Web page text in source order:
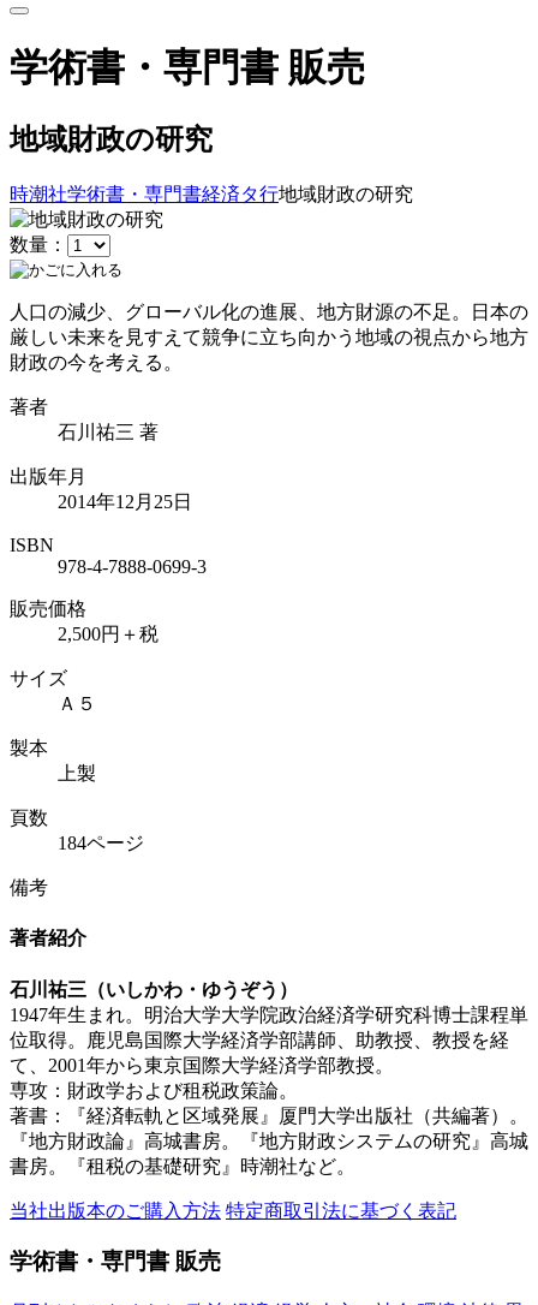
学術書・専門書 販売
地域財政の研究
時潮社学術書・専門書経済タ行地域財政の研究
数量：
人口の減少、グローバル化の進展、地方財源の不足。日本の
厳しい未来を見すえて競争に立ち向かう地域の視点から地方
財政の今を考える。
著者
石川祐三 著
出版年月
2014年12月25日
ISBN
978-4-7888-0699-3
販売価格
2,500円＋税
サイズ
Ａ５
製本
上製
頁数
184ページ
備考
著者紹介
石川祐三（いしかわ・ゆうぞう）
1947年生まれ。明治大学大学院政治経済学研究科博士課程単
位取得。鹿児島国際大学経済学部講師、助教授、教授を経
て、2001年から東京国際大学経済学部教授。
専攻：財政学および租税政策論。
著書：『経済転軌と区域発展』厦門大学出版社（共編著）。
『地方財政論』高城書房。『地方財政システムの研究』高城
書房。『租税の基礎研究』時潮社など。
当社出版本のご購入方法 特定商取引法に基づく表記
学術書・専門書 販売